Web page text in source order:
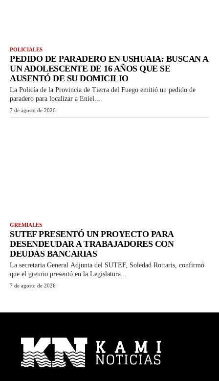
POLICIALES
PEDIDO DE PARADERO EN USHUAIA: BUSCAN A
UN ADOLESCENTE DE 16 AÑOS QUE SE
AUSENTÓ DE SU DOMICILIO
La Policía de la Provincia de Tierra del Fuego emitió un pedido de
paradero para localizar a Eniel...
7 de agosto de 2026
GREMIALES
SUTEF PRESENTÓ UN PROYECTO PARA
DESENDEUDAR A TRABAJADORES CON
DEUDAS BANCARIAS
La secretaria General Adjunta del SUTEF, Soledad Rottaris, confirmó
que el gremio presentó en la Legislatura...
7 de agosto de 2026